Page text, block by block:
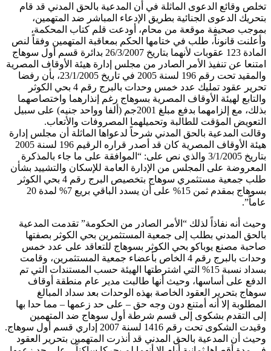
تخلص وقائع الدعوى الماثلة في أن المدعية بالحق المدني قد قام
بتحريك الدعوى الجنائية بطريق الإدعاء المباشر ضد المتهمين،
بموجب صحيفة موقعة من محام، أودعت قلم كتاب المحكمة،
وأعلنت قانوناً، طلب في ختامها الحكم بمعاقبة المتهمين وفقاً لنص
المادة 123 عقوبات لأنهما بتاريخ 26/3/2007 بدائرة قسم أول سوهاج
امتنعا عن تنفيذ الأمر الصادر من مجلس إدارة هيئة الأوقاف المصرية
والمقيد تحت رقم 196 لسنة 2005 في تاريخ 23/1/2005، بأن رفضا
تحرير عقود تمليك عدد خمس وحدات بالبرج رقم 4 بحي الكوثر
والتابع لهيئة الأوقاف المصرية بسوهاج رغم إنذارهما واختصاصهما
بذلك، مع إلزامهما بدفع مبلغ 2001جم (ألفا وواحد جنيه) على سبيل
التعويض المؤقت للطالبة وتحميلهما المصروفات والأتعاب.
وقالت المدعية بالحق المدني شرحاً لدعواها الماثلة أن مجلس إدارة
هيئة الأوقاف المصرية كان قد أصدر قراره الرقيم 196 لسنة 2005
بتاريخ 3/1/2005 والذي نص على: “الموافقة على ما جاء بالمذكرة
المعروضة على المجلس من الإدارة العامة للإسكان والتشييد بشأن
طلب جمعية مستثمري سوهاج بتخصيص البرج رقم 4 بحي الكوثر
بسوهاج بمقدم ثمن 15% على أن يسدد الباقي بريع 7% لمدة 20
عاماً”.
وحيث أنه نفاذاً لذلك “الأمر الصادر من الحكومة” تقدمت المدعية
بالحق المدني بطلب إلى جمعية المستثمرين بحي الكوثر بصفتها
صاحبة مصنع يوباكو بحي الكوثر بسوهاج للتعاقد على عدد خمس
وحدات بالبرج رقم 4 الخاص بأعضاء جمعية المستثمرين، وقامت
بسداد نسبة 15% التي اشترطتها الهيئة حسب المستندات التي تم
الدفع على أساسها، وحيث أنها طالبت مدير عام منطقة أوقاف
سوهاج بتحرير العقود الخاصة بهذه الوحدات بعد سداد المبالغ
المطلوبة إلا أنه أمتنع دون وجه حق – على حد زعمها – مما حدا بها
إلى التقدم بشكوى إلى قسم شرطة أول سوهاج ضد المتهمين
وقيدت الشكوى تحت رقم 1416 لسنة 2007 إداري قسم أول سوهاج.
وحيث أن المدعية بالحق المدني قد أنذرت المتهمين بتحرير العقود